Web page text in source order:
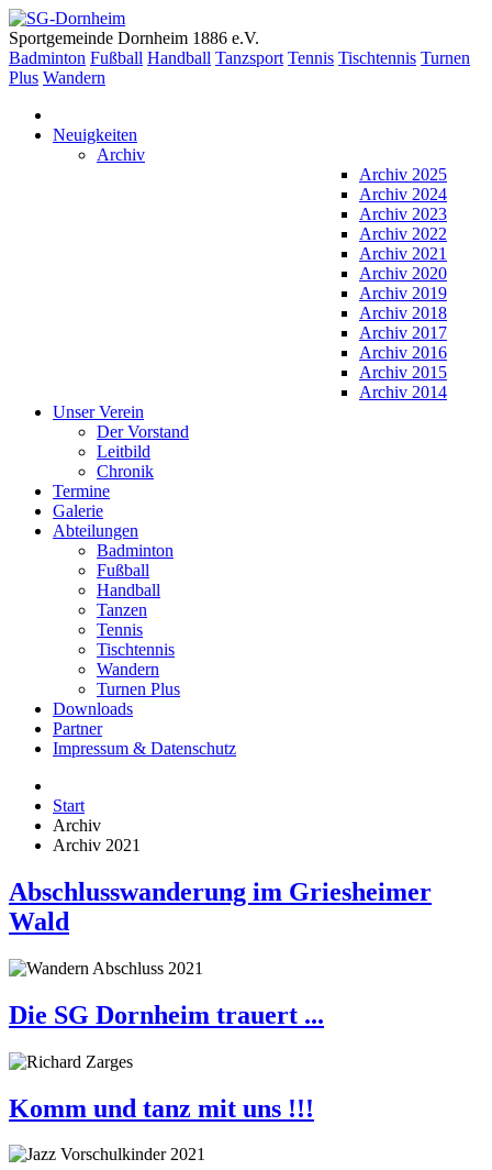
Sportgemeinde Dornheim 1886 e.V.
Badminton Fußball Handball Tanzsport Tennis Tischtennis Turnen
Plus Wandern
Neuigkeiten
Archiv
Archiv 2025
Archiv 2024
Archiv 2023
Archiv 2022
Archiv 2021
Archiv 2020
Archiv 2019
Archiv 2018
Archiv 2017
Archiv 2016
Archiv 2015
Archiv 2014
Unser Verein
Der Vorstand
Leitbild
Chronik
Termine
Galerie
Abteilungen
Badminton
Fußball
Handball
Tanzen
Tennis
Tischtennis
Wandern
Turnen Plus
Downloads
Partner
Impressum & Datenschutz
Start
Archiv
Archiv 2021
Abschlusswanderung im Griesheimer
Wald
Die SG Dornheim trauert ...
Komm und tanz mit uns !!!